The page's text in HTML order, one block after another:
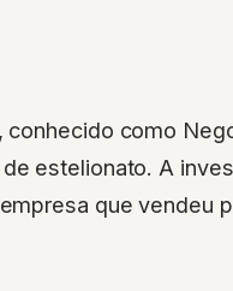
conhecido como
estelionato. A
que vendeu